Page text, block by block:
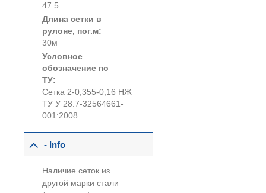
47.5
Длина сетки в
рулоне, пог.м:
30м
Условное
обозначение по
ТУ:
Сетка 2-0,355-0,16 НЖ
ТУ У 28.7-32564661-
001:2008
- Info
Наличие сеток из
другой марки стали